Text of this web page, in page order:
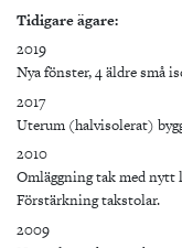
Tidigare ägare:
2019
Nya fönster, 4 äldre små
2017
Uterum (halvisolerat)
2010
Omläggning tak med nytt
Förstärkning takstolar.
2009